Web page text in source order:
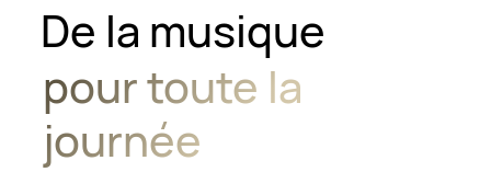
De la musique
pour toute la
journée